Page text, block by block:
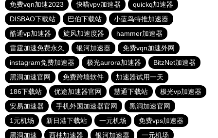
免费vqn加速2023
快喵vpv加速器
quickq加速器
DISBAO下载站
巴伯下载站
小蓝鸟特推加速器
酷通vp加速器
旋风加速度器
hammer加速器
雷霆加速免费永久
银河加速器
免费vqn加速外网
instagram免费加速器
极光aurora加速器
BitzNet加速器
黑洞加速官网
免费跨墙软件
加速器试用一天
186下载站
优途加速器官网 慧通下载站
极光vp加速器
安易加速器
手机外国加速器官网
黑洞加速官网
1元机场
新日港下载站 一元机场
免费vps加速器
黑洞加速
西柚加速器 银河加速器 一元机场